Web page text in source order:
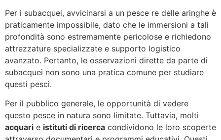
Per i subacquei, avvicinarsi a un pesce re delle aringhe è
praticamente impossibile, dato che le immersioni a tali
profondità sono estremamente pericolose e richiedono
attrezzature specializzate e supporto logistico
avanzato. Pertanto, le osservazioni dirette da parte di
subacquei non sono una pratica comune per studiare
questi pesci.
Per il pubblico generale, le opportunità di vedere
questo pesce in natura sono limitate. Tuttavia, molti
acquari e istituti di ricerca condividono le loro scoperte